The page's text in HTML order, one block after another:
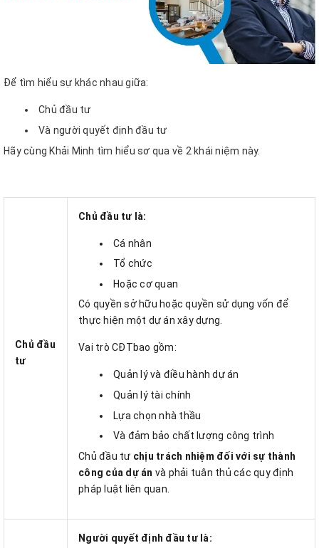
Để tìm hiểu sự khác nhau giữa:
Chủ đầu tư
Và người quyết định đầu tư
Hãy cùng Khải Minh tìm hiểu sơ qua về 2 khái niệm này.
Chủ đầu
tư
Chủ đầu tư là:
Cá nhân
Tổ chức
Hoặc cơ quan
Có quyền sở hữu hoặc quyền sử dụng vốn để
thực hiện một dự án xây dựng.
Vai trò CĐTbao gồm:
Quản lý và điều hành dự án
Quản lý tài chính
Lựa chọn nhà thầu
Và đảm bảo chất lượng công trình
Chủ đầu tư chịu trách nhiệm đối với sự thành
công của dự án và phải tuân thủ các quy định
pháp luật liên quan.
Người quyết định đầu tư là: